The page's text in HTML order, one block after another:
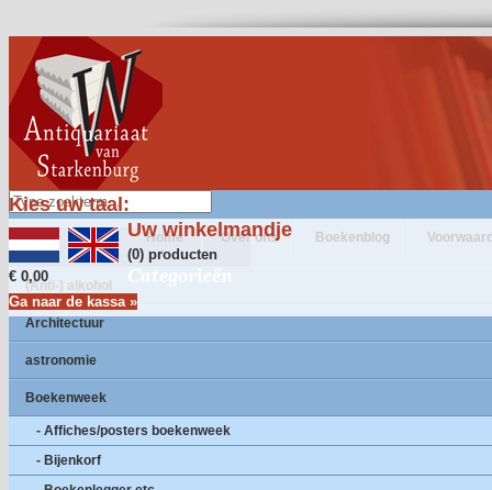
Kies uw taal:
Uw winkelmandje
(0) producten
€ 0,00
Ga naar de kassa »
Home Over ons Boekenblog
Categorieën
(Anti-) alkohol
Architectuur
astronomie
Boekenweek
- Affiches/posters boekenweek
- Bijenkorf